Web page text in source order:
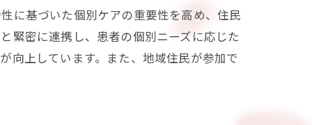
に基づいた個別ケアの重要性を高め、住民
緊密に連携し、患者の個別ニーズに応じた
向上しています。また、地域住民が参加で